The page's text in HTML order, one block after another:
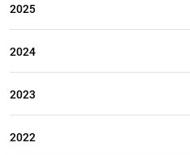
2025
2024
2023
2022